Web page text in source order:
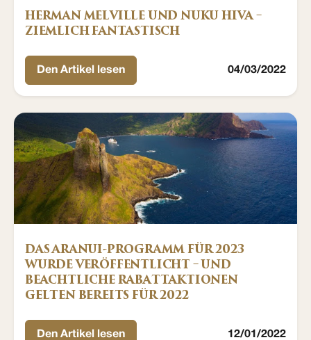
HERMAN MELVILLE UND NUKU HIVA –
ZIEMLICH FANTASTISCH
Den Artikel lesen 04/03/2022
DAS ARANUI-PROGRAMM FÜR 2023
WURDE VERÖFFENTLICHT – UND
BEACHTLICHE RABATTAKTIONEN
GELTEN BEREITS FÜR 2022
Den Artikel lesen 12/01/2022